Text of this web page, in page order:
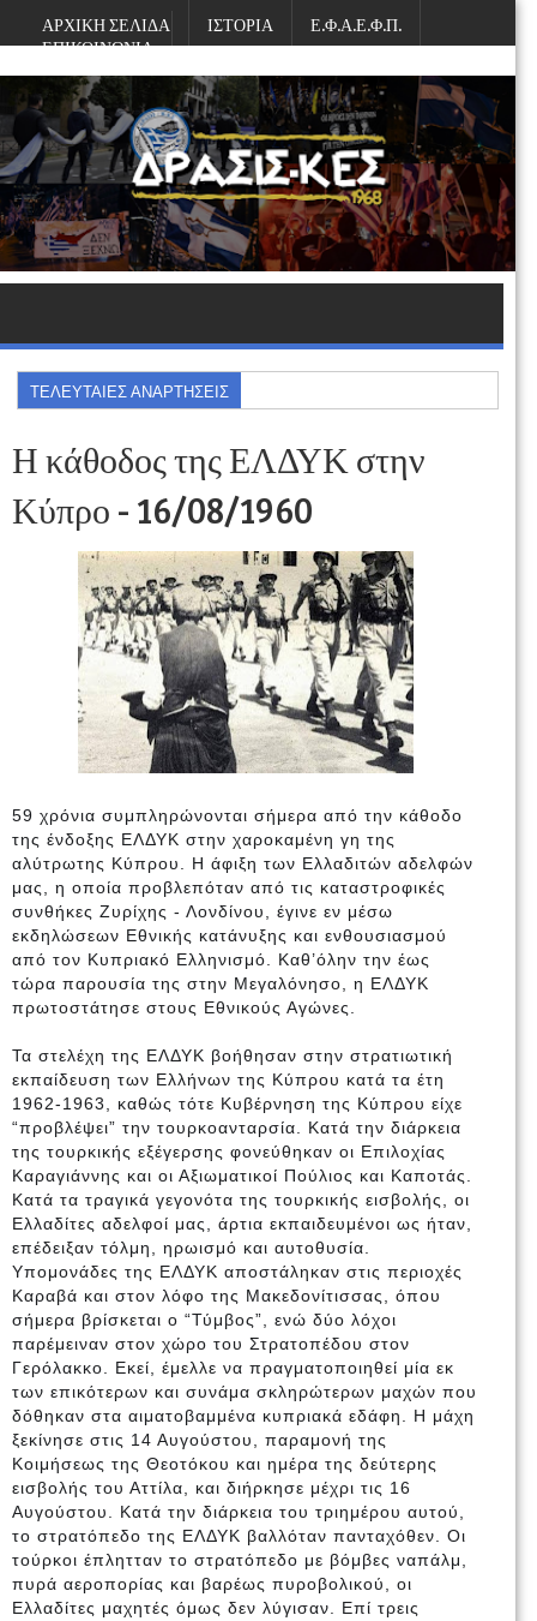
ΑΡΧΙΚΗ ΣΕΛΙΔΑ ΙΣΤΟΡΙΑ
Ε.Φ.Α.Ε.Φ.Π.
ΕΠΙΚΟΙΝΩΝΙΑ
Κυριακή, Αυγούστου 09, 2026
ΤΕΛΕΥΤΑΙΕΣ ΑΝΑΡΤΗΣΕΙΣ
Η κάθοδος της ΕΛΔΥΚ στην
Κύπρο - 16/08/1960
59 χρόνια συμπληρώνονται σήμερα από την κάθοδο
της ένδοξης ΕΛΔΥΚ στην χαροκαμένη γη της
αλύτρωτης Κύπρου. Η άφιξη των Ελλαδιτών αδελφών
μας, η οποία προβλεπόταν από τις καταστροφικές
συνθήκες Ζυρίχης - Λονδίνου, έγινε εν μέσω
εκδηλώσεων Εθνικής κατάνυξης και ενθουσιασμού
από τον Κυπριακό Ελληνισμό. Καθ’όλην την έως
τώρα παρουσία της στην Μεγαλόνησο, η ΕΛΔΥΚ
πρωτοστάτησε στους Εθνικούς Αγώνες.
Τα στελέχη της ΕΛΔΥΚ βοήθησαν στην στρατιωτική
εκπαίδευση των Ελλήνων της Κύπρου κατά τα έτη
1962-1963, καθώς τότε Κυβέρνηση της Κύπρου είχε
“προβλέψει” την τουρκοανταρσία. Κατά την διάρκεια
της τουρκικής εξέγερσης φονεύθηκαν οι Επιλοχίας
Καραγιάννης και οι Αξιωματικοί Πούλιος και Καποτάς.
Κατά τα τραγικά γεγονότα της τουρκικής εισβολής, οι
Ελλαδίτες αδελφοί μας, άρτια εκπαιδευμένοι ως ήταν,
επέδειξαν τόλμη, ηρωισμό και αυτοθυσία.
Υπομονάδες της ΕΛΔΥΚ αποστάληκαν στις περιοχές
Καραβά και στον λόφο της Μακεδονίτισσας, όπου
σήμερα βρίσκεται ο “Τύμβος”, ενώ δύο λόχοι
παρέμειναν στον χώρο του Στρατοπέδου στον
Γερόλακκο. Εκεί, έμελλε να πραγματοποιηθεί μία εκ
των επικότερων και συνάμα σκληρώτερων μαχών που
δόθηκαν στα αιματοβαμμένα κυπριακά εδάφη. Η μάχη
ξεκίνησε στις 14 Αυγούστου, παραμονή της
Κοιμήσεως της Θεοτόκου και ημέρα της δεύτερης
εισβολής του Αττίλα, και διήρκησε μέχρι τις 16
Αυγούστου. Κατά την διάρκεια του τριημέρου αυτού,
το στρατόπεδο της ΕΛΔΥΚ βαλλόταν πανταχόθεν. Οι
τούρκοι έπλητταν το στρατόπεδο με βόμβες ναπάλμ,
πυρά αεροπορίας και βαρέως πυροβολικού, οι
Ελλαδίτες μαχητές όμως δεν λύγισαν. Επί τρεις